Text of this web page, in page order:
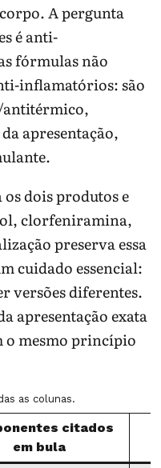
A pergunta
é anti-
fórmulas não
inflamatórios: são
antitérmico,
apresentação,
dois produtos e
clorfeniramina,
preserva essa
cuidado essencial:
versões diferentes.
apresentação exata
o mesmo princípio
as colunas.
citados
em bula